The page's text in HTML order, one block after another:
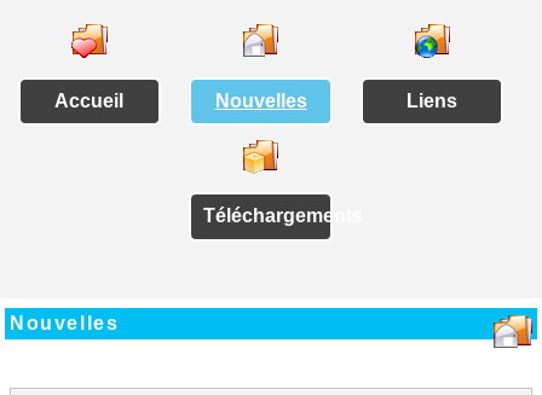
Accueil Nouvelles Liens
Téléchargements
Nouvelles